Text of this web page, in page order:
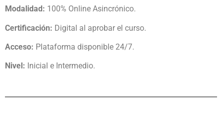
Modalidad: 100% Online Asincrónico.
Certificación: Digital al aprobar el curso.
Acceso: Plataforma disponible 24/7.
Nivel: Inicial e Intermedio.